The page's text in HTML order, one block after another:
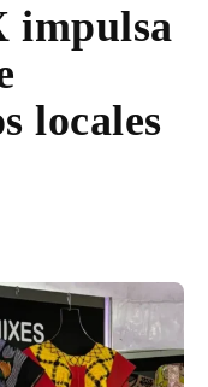
impulsa
locales